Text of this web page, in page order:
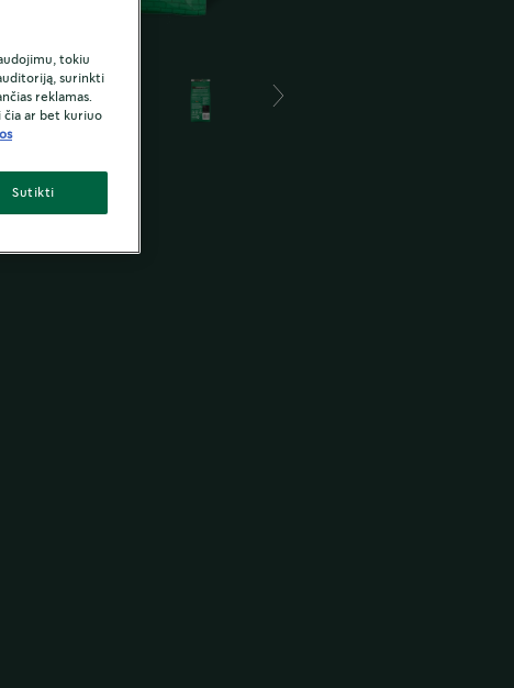
tokiu
surinkti
reklamas.
čia ar bet kuriuo
Sutikti